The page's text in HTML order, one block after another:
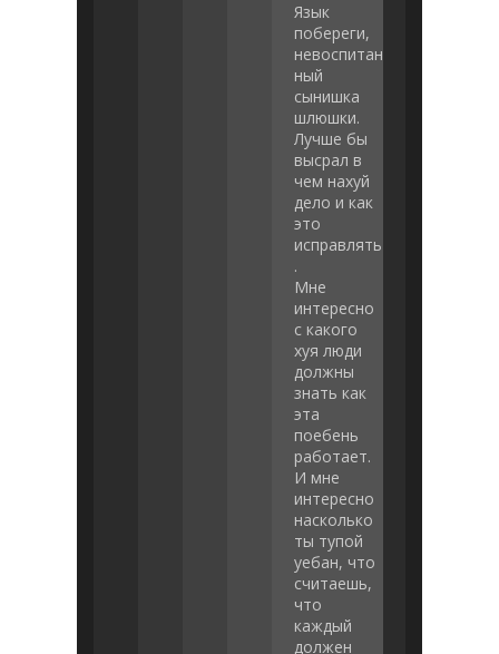
Язык
побереги,
невоспитан
ный
сынишка
шлюшки.
Лучше бы
высрал в
чем нахуй
дело и как
это
исправлять
.
Мне
интересно
с какого
хуя люди
должны
знать как
эта
поебень
работает.
И мне
интересно
насколько
ты тупой
уебан, что
считаешь,
что
каждый
должен